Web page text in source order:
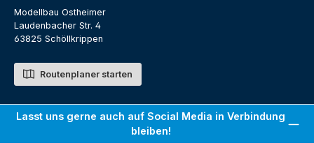
Modellbau Ostheimer
Laudenbacher Str. 4
63825 Schöllkrippen
Routenplaner starten
Lasst uns gerne auch auf Social Media in Verbindung
bleiben!